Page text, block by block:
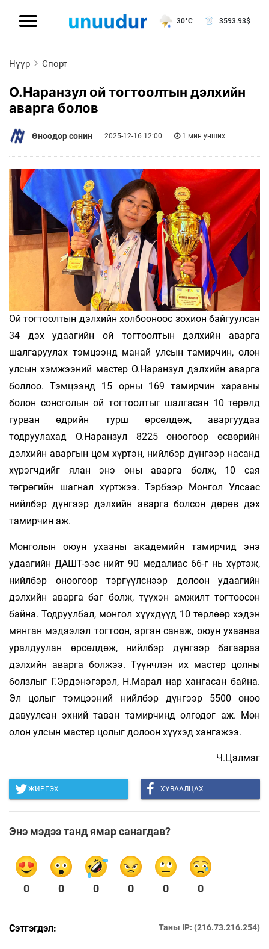
30°C 3593.93$
Нүүр Спорт
О.Наранзул ой тогтоолтын дэлхийн
аварга болов
Өнөөдөр сонин 2025-12-16 12:00 1 мин унших
Ой тогтоолтын дэлхийн холбооноос зохион байгуулсан
34 дэх удаагийн ой тогтоолтын дэлхийн аварга
шалгаруулах тэмцээнд манай улсын тамирчин, олон
улсын хэмжээний мастер О.Наранзул дэлхийн аварга
боллоо. Тэмцээнд 15 орны 169 тамирчин харааны
болон сонсголын ой тогтоолтыг шалгасан 10 төрөлд
гурван өдрийн турш өрсөлдөж, аваргуудаа
тодруулахад О.Наранзул 8225 оноогоор өсвөрийн
дэлхийн аваргын цом хүртэн, нийлбэр дүнгээр насанд
хүрэгчдийг ялан энэ оны аварга болж, 10 сая
төгрөгийн шагнал хүртжээ. Тэрбээр Монгол Улсаас
нийлбэр дүнгээр дэлхийн аварга болсон дөрөв дэх
тамирчин аж.
Монголын оюун ухааны академийн тамирчид энэ
удаагийн ДАШТ-ээс нийт 90 медалиас 66-г нь хүртэж,
нийлбэр оноогоор тэргүүлснээр долоон удаагийн
дэлхийн аварга баг болж, түүхэн амжилт тогтоосон
байна. Тодруулбал, монгол хүүхдүүд 10 төрлөөр хэдэн
мянган мэдээлэл тогтоон, эргэн санаж, оюун ухаанаа
уралдуулан өрсөлдөж, нийлбэр дүнгээр багаараа
дэлхийн аварга болжээ. Түүнчлэн их мастер цолны
болзлыг Г.Эрдэнэгэрэл, Н.Марал нар хангасан байна.
Эл цолыг тэмцээний нийлбэр дүнгээр 5500 оноо
давуулсан эхний таван тамирчинд олгодог аж. Мөн
олон улсын мастер цолыг долоон хүүхэд хангажээ.
Ч.Цэлмэг
ЖИРГЭХ ХУВААЛЦАХ
Энэ мэдээ танд ямар санагдав?
0 0 0 0 0 0
Сэтгэгдэл: Таны IP: (216.73.216.254)